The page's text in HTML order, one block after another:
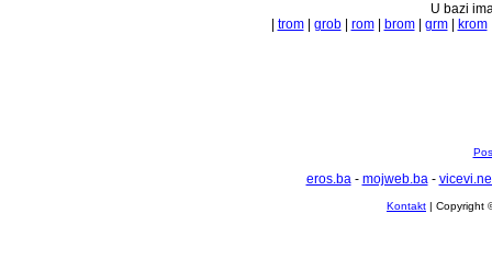
U bazi
trom| grob| rom| brom| grm| krom
eros.ba- mojweb.ba-
Kontakt | Copyright